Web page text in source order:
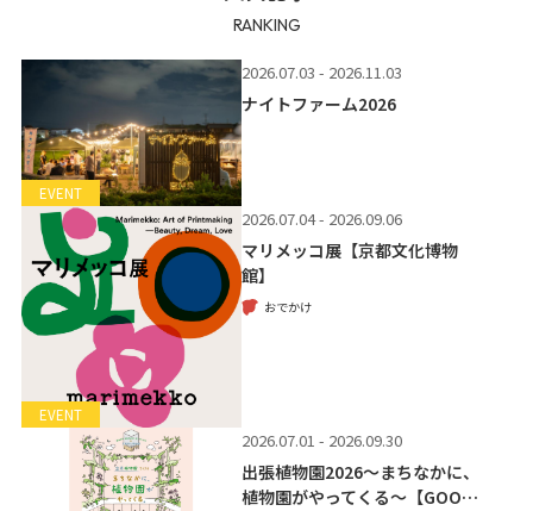
RANKING
EVENT
2026.07.03 - 2026.11.03
ナイトファーム2026
EVENT
2026.07.04 - 2026.09.06
マリメッコ展【京都文化博物
館】
おでかけ
2026.07.01 - 2026.09.30
出張植物園2026～まちなかに、
植物園がやってくる～【GOO…